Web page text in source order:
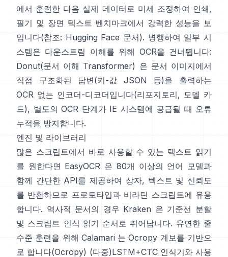
에서 훈련한 다음 실제 데이터로 미세 조정하여 인쇄,
필기 및 장면 텍스트 벤치마크에서 강력한 성능을 보
입니다(참조: Hugging Face 문서). 병행하여 일부 시
스템은 다운스트림 이해를 위해 OCR을 건너뜁니다:
Donut(문서 이해 Transformer) 은 문서 이미지에서
직접 구조화된 답변(키-값 JSON 등)을 출력하는
OCR 없는 인코더-디코더입니다(리포지토리, 모델 카
드), 별도의 OCR 단계가 IE 시스템에 공급될 때 오류
누적을 방지합니다.
엔진 및 라이브러리
많은 스크립트에서 바로 사용할 수 있는 텍스트 읽기
를 원한다면 EasyOCR 은 80개 이상의 언어 모델과
함께 간단한 API를 제공하여 상자, 텍스트 및 신뢰도
를 반환하므로 프로토타입과 비라틴 스크립트에 유용
합니다. 역사적 문서의 경우 Kraken 은 기준선 분할
및 스크립트 인식 읽기 순서로 뛰어납니다. 유연한 줄
수준 훈련을 위해 Calamari 는 Ocropy 계보를 기반으
로 합니다(Ocropy) (다중)LSTM+CTC 인식기와 사용